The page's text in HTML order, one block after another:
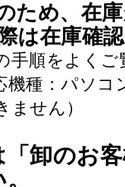
ため、在
は在庫確
手順をよくご
機種：パソ
ません）
卸のお